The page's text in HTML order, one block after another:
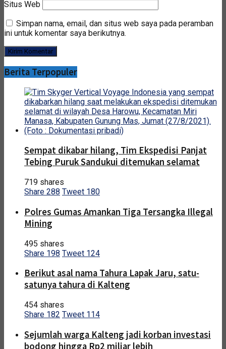
Situs Web
Simpan nama, email, dan situs web saya pada peramban
ini untuk komentar saya berikutnya.
Berita Terpopuler
Sempat dikabar hilang, Tim Ekspedisi Panjat
Tebing Puruk Sandukui ditemukan selamat
719 shares
Share 288 Tweet 180
Polres Gumas Amankan Tiga Tersangka Illegal
Mining
495 shares
Share 198 Tweet 124
Berikut asal nama Tahura Lapak Jaru, satu-
satunya tahura di Kalteng
454 shares
Share 182 Tweet 114
Sejumlah warga Kalteng jadi korban investasi
bodong hingga Rp2 miliar lebih